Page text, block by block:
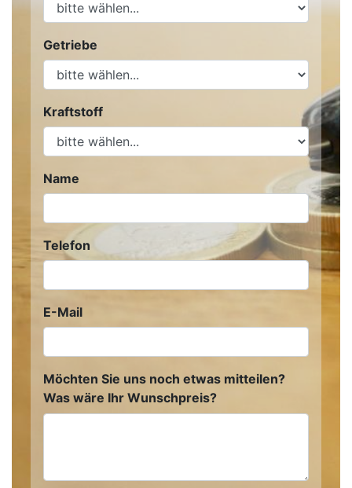
Getriebe
Kraftstoff
Name
Telefon
E-Mail
Möchten Sie uns noch etwas mitteilen?
Was wäre Ihr Wunschpreis?